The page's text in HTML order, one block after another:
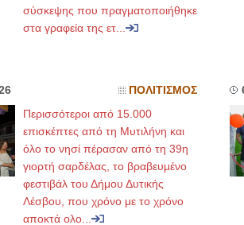
σύσκεψης που πραγματοποιήθηκε
στα γραφεία της ετ...
ΠΟΛΙΤΙΣΜΟΣ
Περισσότεροι από 15.000
επισκέπτες από τη Μυτιλήνη και
όλο το νησί πέρασαν από τη 39η
γιορτή σαρδέλας, το βραβευμένο
φεστιβάλ του Δήμου Δυτικής
Λέσβου, που χρόνο με το χρόνο
αποκτά ολο...